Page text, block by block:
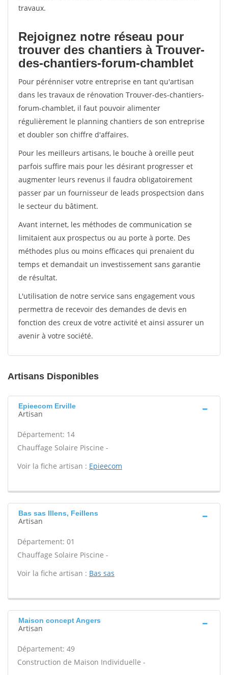
travaux.
Rejoignez notre réseau pour
trouver des chantiers à Trouver-
des-chantiers-forum-chamblet
Pour pérénniser votre entreprise en tant qu'artisan
dans les travaux de rénovation Trouver-des-chantiers-
forum-chamblet, il faut pouvoir alimenter
régulièrement le planning chantiers de son entreprise
et doubler son chiffre d'affaires.
Pour les meilleurs artisans, le bouche à oreille peut
parfois suffire mais pour les désirant progresser et
augmenter leurs revenus il faudra obligatoirement
passer par un fournisseur de leads prospectsion dans
le secteur du bâtiment.
Avant internet, les méthodes de communication se
limitaient aux prospectus ou au porte à porte. Des
méthodes plus ou moins efficaces qui prenaient du
temps et demandait un investissement sans garantie
de résultat.
L'utilisation de notre service sans engagement vous
permettra de recevoir des demandes de devis en
fonction des creux de votre activité et ainsi assurer un
avenir à votre société.
Artisans Disponibles
Epieecom Erville
Artisan
Département: 14
Chauffage Solaire Piscine -
Voir la fiche artisan : Epieecom
Bas sas Illens, Feillens
Artisan
Département: 01
Chauffage Solaire Piscine -
Voir la fiche artisan : Bas sas
Maison concept Angers
Artisan
Département: 49
Construction de Maison Individuelle -